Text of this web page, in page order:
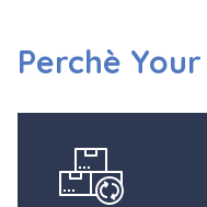
Perchè